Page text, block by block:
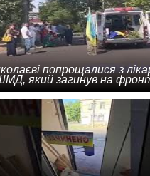
попрощалися з
який загинув на